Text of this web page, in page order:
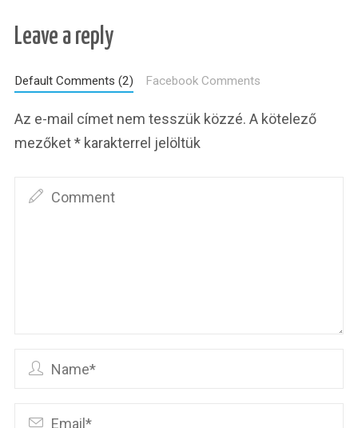
Leave a reply
Default Comments (2) Facebook Comments
Az e-mail címet nem tesszük közzé. A kötelező
mezőket* karakterrel jelöltük